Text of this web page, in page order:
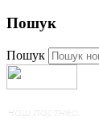
Пошук
Пошук